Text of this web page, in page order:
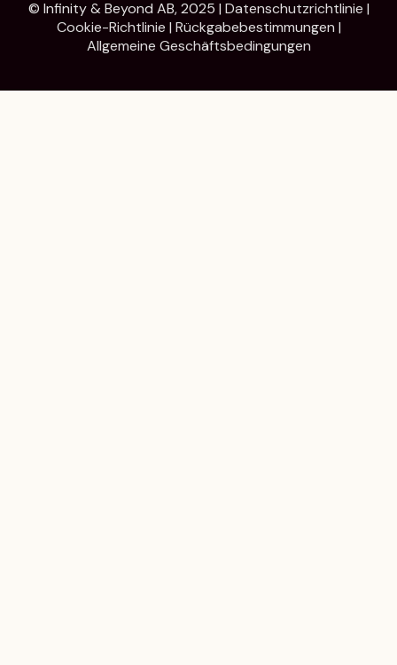
© Infinity & Beyond AB, 2025 | Datenschutzrichtlinie |
Cookie-Richtlinie | Rückgabebestimmungen |
Allgemeine Geschäftsbedingungen